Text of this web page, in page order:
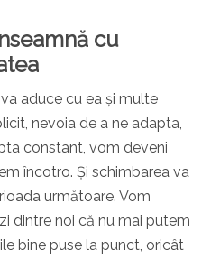
cu
aduce cu ea și multe
nevoia de a ne adapta,
constant, vom deveni
încotro. Și schimbarea va
următoare. Vom
dintre noi că nu mai putem
bine puse la punct, oricât